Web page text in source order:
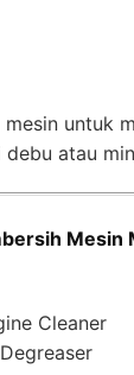
untuk
atau
Mesin
Cleaner